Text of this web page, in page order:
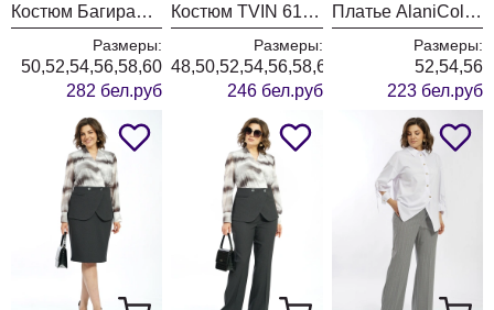
Костюм БагираАнТа 1129 голубой + шоколад
Размеры:
50,52,54,56,58,60
282 бел.руб
Костюм TVIN 6103 синий + клетка
Размеры:
48,50,52,54,56,58,60
246 бел.руб
Платье AlaniCollection 2601 синий в полоску
Размеры:
52,54,56
223 бел.руб